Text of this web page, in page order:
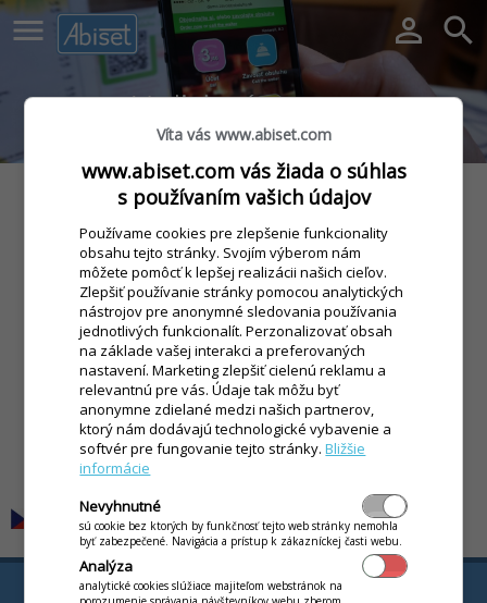
  
Vzdialená pomoc
Abiset Pomoc, upozornenie, služba je platená podľa Vám
prideleného cenníka, alebo podľa všeobecne platných
podmienok.
Abiset Pomoc Splash
Telefonické kontakty nájdete na stránkePodpora
PRODUKTY
VZDIALENÁ POMOC
Víta vás www.abiset.com
www.abiset.com vás žiada o súhlas
s používaním vašich údajov
Používame cookies pre zlepšenie funkcionality
obsahu tejto stránky. Svojím výberom nám
môžete pomôcť k lepšej realizácii našich cieľov.
Zlepšiť používanie stránky pomocou analytických
nástrojov pre anonymné sledovania používania
jednotlivých funkcionalít. Perzonalizovať obsah
na základe vašej interakci a preferovaných
nastavení. Marketing zlepšiť cielenú reklamu a
relevantnú pre vás. Údaje tak môžu byť
anonymne zdielané medzi našich partnerov,
ktorý nám dodávajú technologické vybavenie a
softvér pre fungovanie tejto stránky.Bližšie
informácie
Nevyhnutné
sú cookie bez ktorých by funkčnosť tejto web stránky nemohla
byť zabezpečené. Navigácia a prístup k zákazníckej časti webu.
Analýza
analytické cookies slúžiace majiteľom webstránok na